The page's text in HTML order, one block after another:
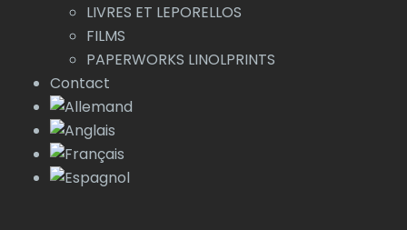
LIVRES ET LEPORELLOS
FILMS
PAPERWORKS LINOLPRINTS
Contact